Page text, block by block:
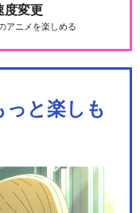
度変更
アニメを楽しめる
っと楽しも